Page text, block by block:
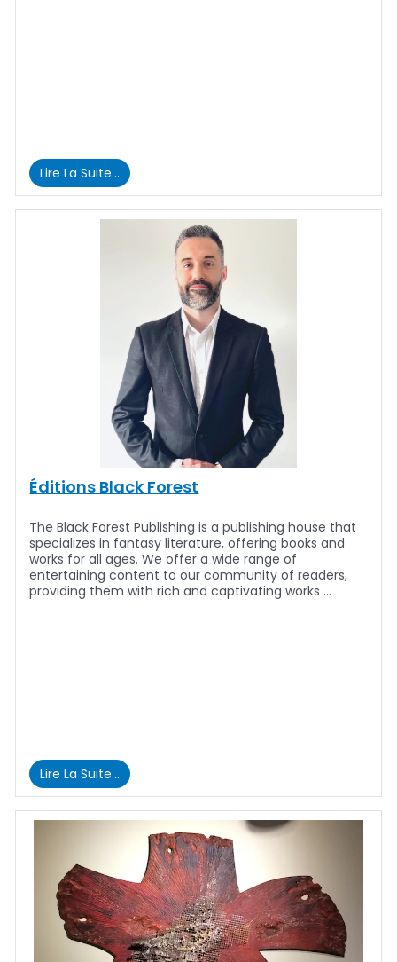
Lire La Suite…
Éditions Black Forest
The Black Forest Publishing is a publishing house that
specializes in fantasy literature, offering books and
works for all ages. We offer a wide range of
entertaining content to our community of readers,
providing them with rich and captivating works …
Lire La Suite…